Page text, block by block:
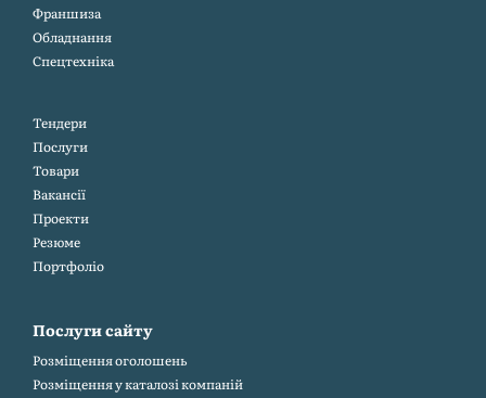
Франшиза
Обладнання
Спецтехніка
Тендери
Послуги
Товари
Вакансії
Проекти
Резюме
Портфоліо
Послуги сайту
Розміщення оголошень
Розміщення у каталозі компаній